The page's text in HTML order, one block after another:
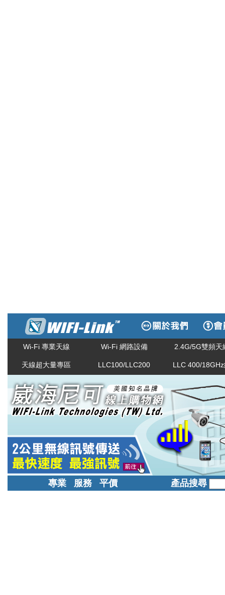
Wi-Fi 專業天線 Wi-Fi 網路設備 2.4G/5G雙頻天
天線超大量專區 LLC100/LLC200 LLC 400/
專業 服務 平價 產品搜尋